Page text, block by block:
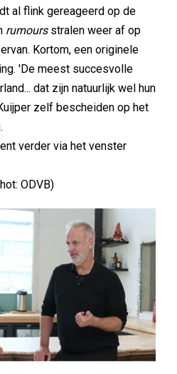
al flink gereageerd op de
rumours stralen weer af op
Kortom, een originele
'De meest succesvolle
dat zijn natuurlijk wel hun
zelf bescheiden op het
verder via het venster
ODVB)